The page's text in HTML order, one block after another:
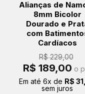
Alianças de
8mm Bicolor
Dourado e
com
Cardíacos
R$229,00
O
preço
era:
R$ 229,00.
R$ 189,00
atual
é:
R$
o
Em até 6x de R$
sem juros